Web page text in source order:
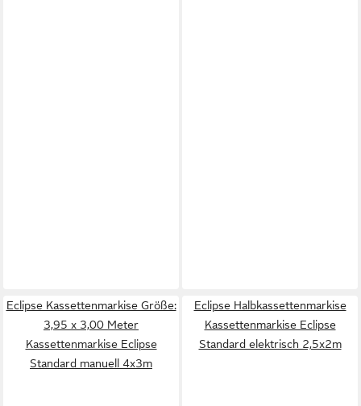
Eclipse Kassettenmarkise Größe:
3,95 x 3,00 Meter
Kassettenmarkise Eclipse
Standard manuell 4x3m
Eclipse Halbkassettenmarkise
Kassettenmarkise Eclipse
Standard elektrisch 2,5x2m